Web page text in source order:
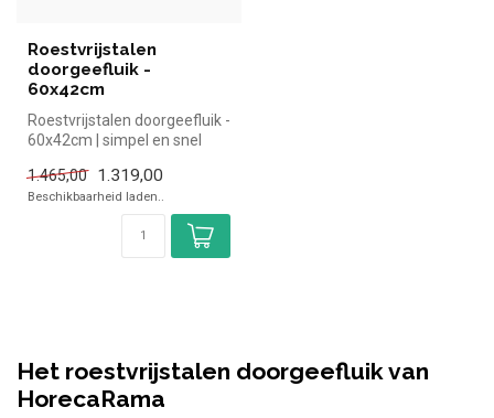
Roestvrijstalen
doorgeefluik -
60x42cm
Roestvrijstalen doorgeefluik -
60x42cm | simpel en snel
1.465,00
1.319,00
Beschikbaarheid laden..
Het roestvrijstalen doorgeefluik van
HorecaRama